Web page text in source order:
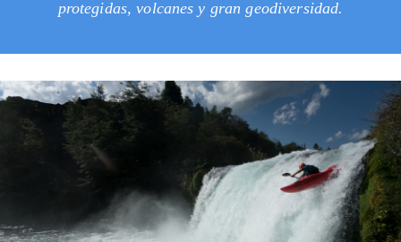
protegidas, volcanes y gran geodiversidad.